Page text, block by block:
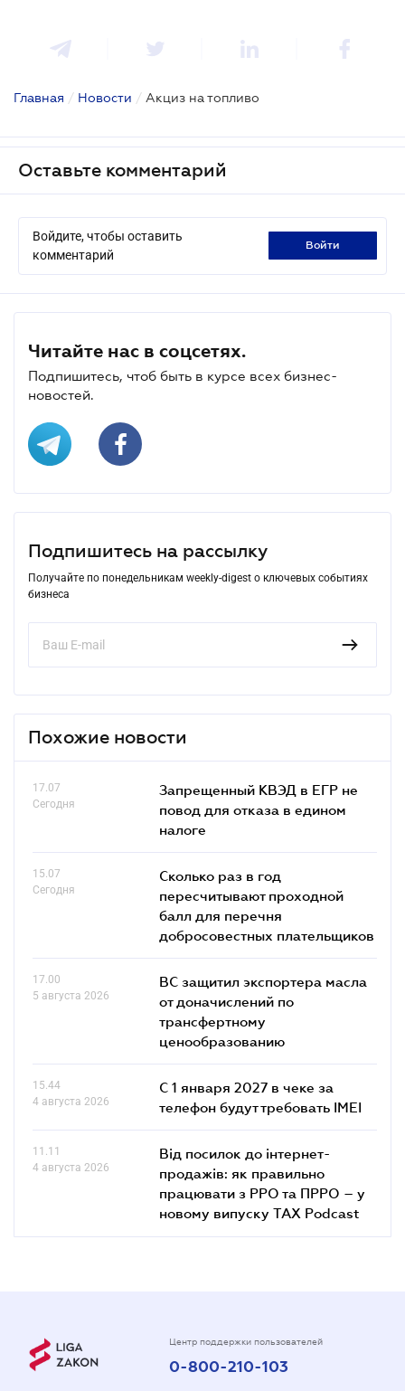
Главная / Новости / Акциз на топливо
Оставьте комментарий
Войдите, чтобы оставить
комментарий
войти
Читайте нас в соцсетях.
Подпишитесь, чтоб быть в курсе всех бизнес-
новостей.
Подпишитесь на рассылку
Получайте по понедельникам weekly-digest о ключевых событиях
бизнеса
Похожие новости
17.07
Сегодня
Запрещенный КВЭД в ЕГР не
повод для отказа в едином
налоге
15.07
Сегодня
Сколько раз в год
пересчитывают проходной
балл для перечня
добросовестных плательщиков
17.00
5 августа 2026
ВС защитил экспортера масла
от доначислений по
трансфертному
ценообразованию
15.44
4 августа 2026
С 1 января 2027 в чеке за
телефон будут требовать IMEI
11.11
4 августа 2026
Від посилок до інтернет-
продажів: як правильно
працювати з РРО та ПРРО – у
новому випуску TAX Podcast
Центр поддержки пользователей
0-800-210-103